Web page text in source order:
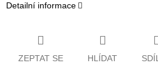
Detailní informace
ZEPTAT SE HLÍDAT